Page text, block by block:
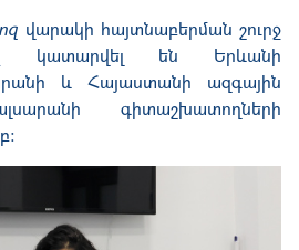
վարակի հայտնաբերման շուրջ
կատարվել են Երևանի
և Հայաստանի ազգային
գիտաշխատողների